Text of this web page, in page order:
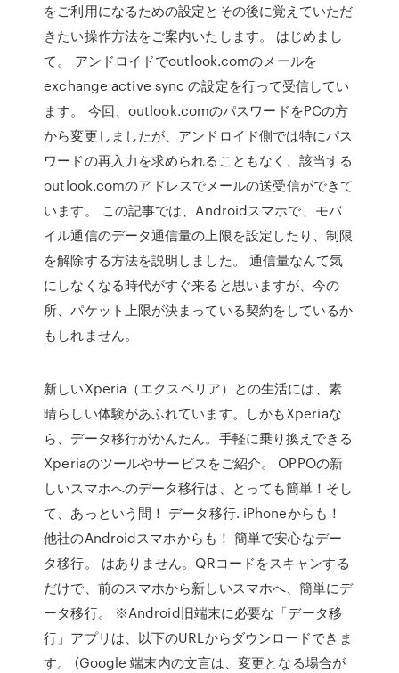
をご利用になるための設定とその後に覚えていただ
きたい操作方法をご案内いたします。 はじめまし
て。 アンドロイドでoutlook.comのメールを
exchange active sync の設定を行って受信してい
ます。 今回、outlook.comのパスワードをPCの方
から変更しましたが、アンドロイド側では特にパス
ワードの再入力を求められることもなく、該当する
outlook.comのアドレスでメールの送受信ができて
います。 この記事では、Androidスマホで、モバ
イル通信のデータ通信量の上限を設定したり、制限
を解除する方法を説明しました。 通信量なんて気
にしなくなる時代がすぐ来ると思いますが、今の
所、パケット上限が決まっている契約をしているか
もしれません。
新しいXperia（エクスペリア）との生活には、素
晴らしい体験があふれています。しかもXperiaな
ら、データ移行がかんたん。手軽に乗り換えできる
Xperiaのツールやサービスをご紹介。 OPPOの新
しいスマホへのデータ移行は、とっても簡単！そし
て、あっという間！ データ移行. iPhoneからも！
他社のAndroidスマホからも！ 簡単で安心なデー
タ移行。 はありません。QRコードをスキャンする
だけで、前のスマホから新しいスマホへ、簡単にデ
ータ移行。 ※Android旧端末に必要な「データ移
行」アプリは、以下のURLからダウンロードできま
す。 (Google 端末内の文言は、変更となる場合が